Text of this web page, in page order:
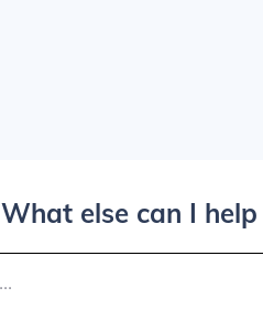
What else can I